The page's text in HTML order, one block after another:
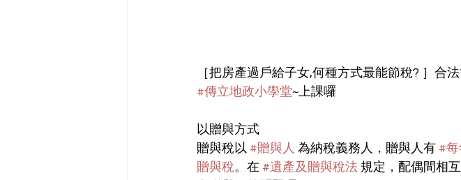
［把房產過戶給子女,何種方式最能節稅? ］合
#傳立地政小學堂~上課囉
以贈與方式
贈與稅以 #贈與人 為納稅義務人，贈與人有 #
贈與稅。在 #遺產及贈與稅法 規定，配偶間相